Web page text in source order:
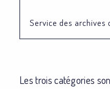
Service des archives
Les trois catégories